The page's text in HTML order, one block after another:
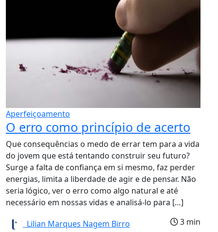
Aperfeiçoamento
O erro como princípio de acerto
Que consequências o medo de errar tem para a vida
do jovem que está tentando construir seu futuro?
Surge a falta de confiança em si mesmo, faz perder
energias, limita a liberdade de agir e de pensar. Não
seria lógico, ver o erro como algo natural e até
necessário em nossas vidas e analisá-lo para […]
Lilian Marques Nagem Birro
3 min